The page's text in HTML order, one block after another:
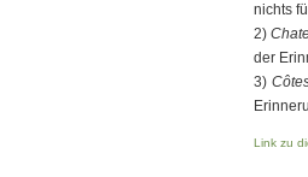
nichts
2)
der
3)
Link zu